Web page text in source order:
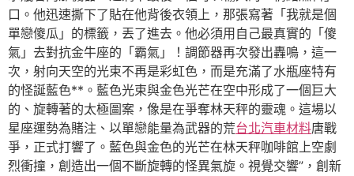
口。他迅速撕下了貼在他背後衣領上，那張寫著「我就是個
單戀傻瓜」的標籤，丟了進去。他必須用自己最真實的「傻
氣」去對抗金牛座的「霸氣」！調節器再次發出轟鳴，這一
次，射向天空的光束不再是彩虹色，而是充滿了水瓶座特有
的怪誕藍色**。藍色光束與金色光芒在空中形成了一個巨大
的、旋轉著的太極圖案，像是在爭奪林天秤的靈魂。這場以
星座運勢為賭注、以單戀能量為武器的荒台北汽車材料唐戰
爭，正式打響了。藍色與金色的光芒在林天秤咖啡館上空劇
烈衝撞，創造出一個不斷旋轉的怪異氣旋。視覺交響”，創新